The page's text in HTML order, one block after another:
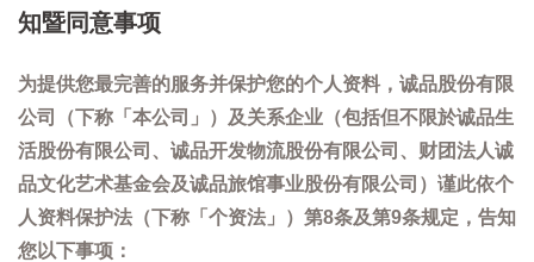
知暨同意事项
为提供您最完善的服务并保护您的个人资料，诚品股份有限
公司（下称「本公司」）及关系企业（包括但不限於诚品生
活股份有限公司、诚品开发物流股份有限公司、财团法人诚
品文化艺术基金会及诚品旅馆事业股份有限公司）谨此依个
人资料保护法（下称「个资法」）第8条及第9条规定，告知
您以下事项：